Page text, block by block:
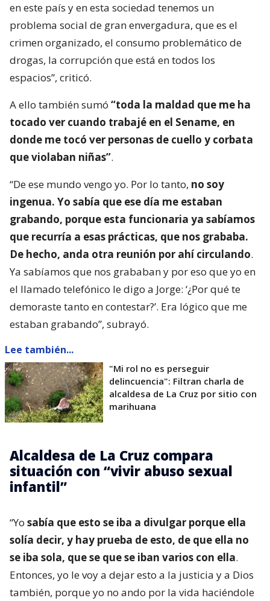
en este país y en esta sociedad tenemos un
problema social de gran envergadura, que es el
crimen organizado, el consumo problemático de
drogas, la corrupción que está en todos los
espacios”, criticó.
A ello también sumó “toda la maldad que me ha
tocado ver cuando trabajé en el Sename, en
donde me tocó ver personas de cuello y corbata
que violaban niñas”.
“De ese mundo vengo yo. Por lo tanto, no soy
ingenua. Yo sabía que ese día me estaban
grabando, porque esta funcionaria ya sabíamos
que recurría a esas prácticas, que nos grababa.
De hecho, anda otra reunión por ahí circulando.
Ya sabíamos que nos grababan y por eso que yo en
el llamado telefónico le digo a Jorge: ‘¿Por qué te
demoraste tanto en contestar?’. Era lógico que me
estaban grabando”, subrayó.
Lee también...
"Mi rol no es perseguir
delincuencia": Filtran charla de
alcaldesa de La Cruz por sitio con
marihuana
Alcaldesa de La Cruz compara
situación con “vivir abuso sexual
infantil”
“Yo sabía que esto se iba a divulgar porque ella
solía decir, y hay prueba de esto, de que ella no
se iba sola, que se que se iban varios con ella.
Entonces, yo le voy a dejar esto a la justicia y a Dios
también, porque yo no ando por la vida haciéndole